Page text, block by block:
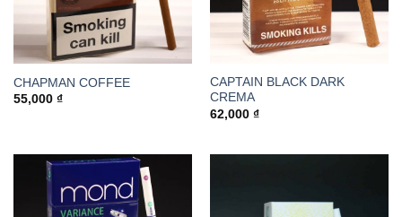
CHAPMAN COFFEE
55,000 ₫
CAPTAIN BLACK DARK
CREMA
62,000 ₫